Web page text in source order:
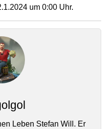
um 0:00 Uhr.
Leben Stefan Will. Er